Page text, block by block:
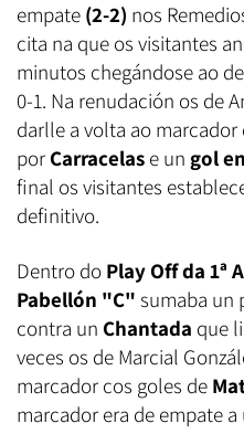
empate (2-2) nos
cita na que os visitantes
minutos chegándose ao
0-1. Na renudación os de
darlle a volta ao marcador
por Carracelas e un gol
final os visitantes
definitivo.
Dentro do Play Off da 1ª
Pabellón "C" sumaba un
contra un Chantada que
veces os de Marcial
marcador cos goles de
marcador era de empate